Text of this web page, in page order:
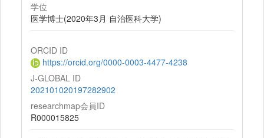
学位
医学博士(2020年3月 自治医科大学)
ORCID ID
https://orcid.org/0000-0003-4477-4238
J-GLOBAL ID
202101020197282902
researchmap会員ID
R000015825